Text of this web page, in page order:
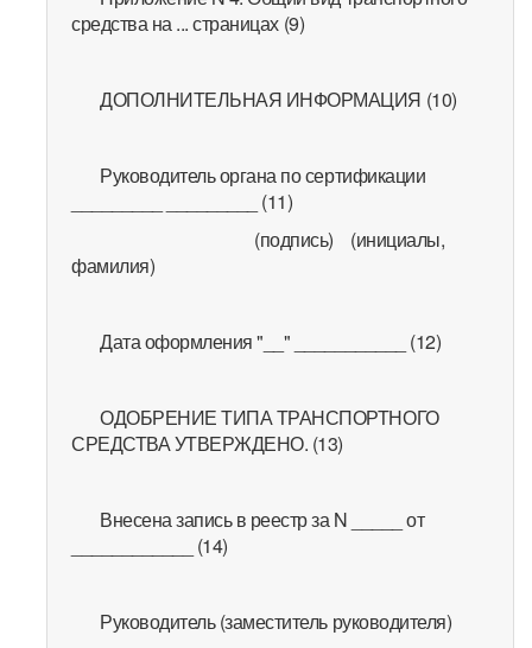
средства на ... страницах (9)
ДОПОЛНИТЕЛЬНАЯ ИНФОРМАЦИЯ (10)
Руководитель органа по сертификации
_________ _________ (11)
(подпись) (инициалы,
фамилия)
Дата оформления "__" ___________ (12)
ОДОБРЕНИЕ ТИПА ТРАНСПОРТНОГО
СРЕДСТВА УТВЕРЖДЕНО. (13)
Внесена запись в реестр за N _____ от
____________ (14)
Руководитель (заместитель руководителя)